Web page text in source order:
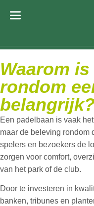
inhoud
Meubilair
Waarom
rondom
Een padelbaan is vaak
maar de beleving rondom
spelers en bezoekers de
zorgen voor comfort,
van het park of de club.
Door te investeren in
banken, tribunes en